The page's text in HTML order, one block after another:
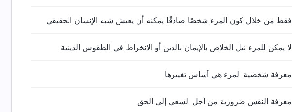
فقط من خلال كون المرء شخصًا صادقًا يمكنه أن يعيش شبه الإنسان الحقيقي
لا يمكن للمرء نيل الخلاص بالإيمان بالدين أو الانخراط في الطقوس الدينية
معرفة شخصية المرء هي أساس تغييرها
معرفة النفس ضرورية من أجل السعي إلى الحق